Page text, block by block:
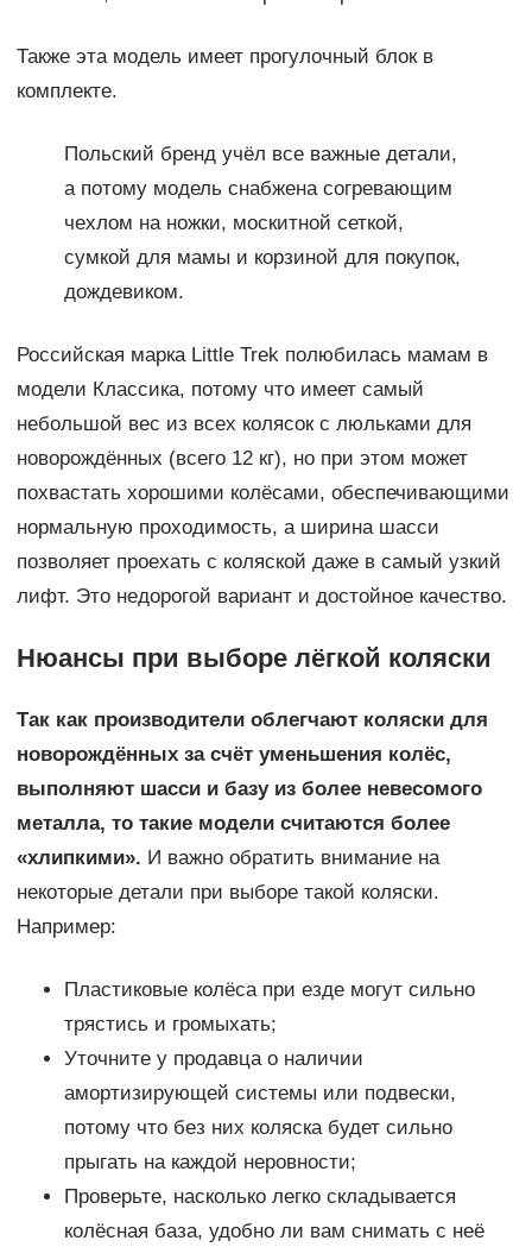
Также эта модель имеет прогулочный блок в
комплекте.
Польский бренд учёл все важные детали,
а потому модель снабжена согревающим
чехлом на ножки, москитной сеткой,
сумкой для мамы и корзиной для покупок,
дождевиком.
Российская марка Little Trek полюбилась мамам в
модели Классика, потому что имеет самый
небольшой вес из всех колясок с люльками для
новорождённых (всего 12 кг), но при этом может
похвастать хорошими колёсами, обеспечивающими
нормальную проходимость, а ширина шасси
позволяет проехать с коляской даже в самый узкий
лифт. Это недорогой вариант и достойное качество.
Нюансы при выборе лёгкой коляски
Так как производители облегчают коляски для
новорождённых за счёт уменьшения колёс,
выполняют шасси и базу из более невесомого
металла, то такие модели считаются более
«хлипкими». И важно обратить внимание на
некоторые детали при выборе такой коляски.
Например:
Пластиковые колёса при езде могут сильно
трястись и громыхать;
Уточните у продавца о наличии
амортизирующей системы или подвески,
потому что без них коляска будет сильно
прыгать на каждой неровности;
Проверьте, насколько легко складывается
колёсная база, удобно ли вам снимать с неё